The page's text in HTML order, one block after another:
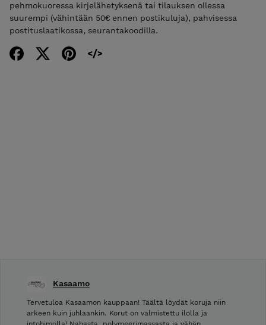
pehmokuoressa kirjelähetyksenä tai tilauksen ollessa
suurempi (vähintään 50€ ennen postikuluja), pahvisessa
postituslaatikossa, seurantakoodilla.
Kasaamo
Tervetuloa Kasaamon kauppaan! Täältä löydät koruja niin
arkeen kuin juhlaankin. Korut on valmistettu ilolla ja